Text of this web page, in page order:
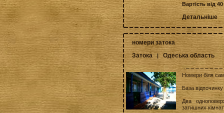
Вартість від
Детальніше
номери затока
Затока |Одеська область
Номери біля
База
Два
затишних